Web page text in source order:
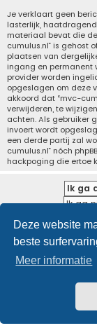
Deze website
beste
Meer informatie
Je verklaart geen
lasterlijk,
materiaal bevat die
cumulus.nl” is gehost
plaatsen van
ingang en permanent
provider worden
opgeslagen om deze
akkoord dat “mvc-
verwijderen, te
achten. Als gebruiker
invoert wordt
een derde partij zal
cumulus.nl” nóch
hackpoging die ertoe
Website